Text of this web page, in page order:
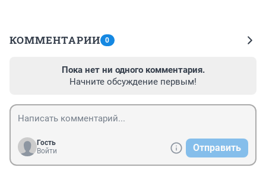
КОММЕНТАРИИ 0
Пока нет ни одного комментария.
Начните обсуждение первым!
Гость
Войти
Отправить